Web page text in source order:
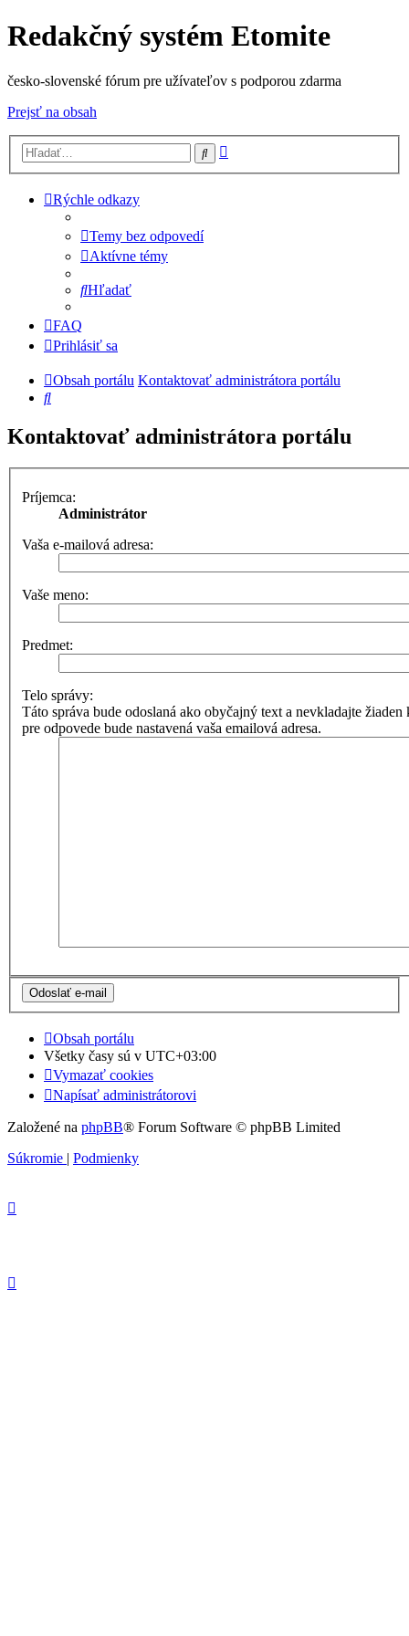
Redakčný systém Etomite
česko-slovenské fórum pre užívateľov s podporou zdarma
Prejsť na obsah
Hľadať
Rýchle odkazy
Temy bez odpovedí
Aktívne témy
Hľadať
FAQ
Prihlásiť sa
Obsah portálu Kontaktovať administrátora portálu
Hľadať
Kontaktovať administrátora portálu
Príjemca:
Administrátor
Vaša e-mailová adresa:
Vaše meno:
Predmet:
Telo správy:
Táto správa bude odoslaná ako obyčajný text a nevkladajte
pre odpovede bude nastavená vaša emailová adresa.
Obsah portálu
Všetky časy sú v UTC+03:00
Vymazať cookies
Napísať administrátorovi
Založené na phpBB® Forum Software © phpBB Limited
Súkromie
Podmienky